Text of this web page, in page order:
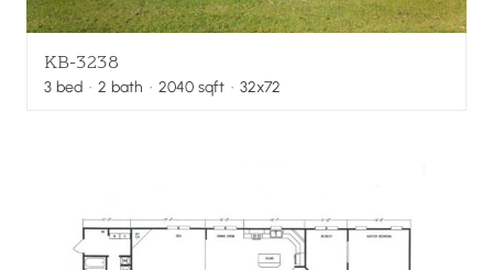
KB-3238
3 bed · 2 bath · 2040 sqft· 32x72